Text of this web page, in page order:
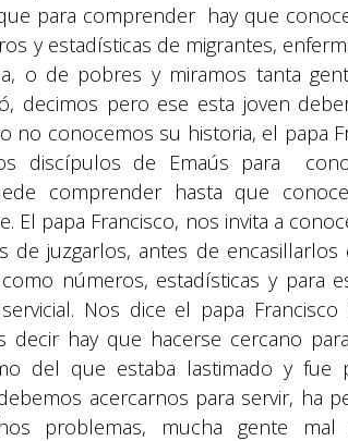
para comprender hay que
y estadísticas de migrantes,
o de pobres y miramos tanta
decimos pero ese esta joven
no conocemos su historia, el papa
discípulos de Emaús para
comprender hasta que
El papa Francisco, nos invita a
de juzgarlos, antes de
números, estadísticas y para
Nos dice el papa
decir hay que hacerse cercano
del que estaba lastimado y fue
acercarnos para servir, ha
problemas, mucha gente mal
Suyapa Medios, es
comunicación
promovida por la
y la Comunicación